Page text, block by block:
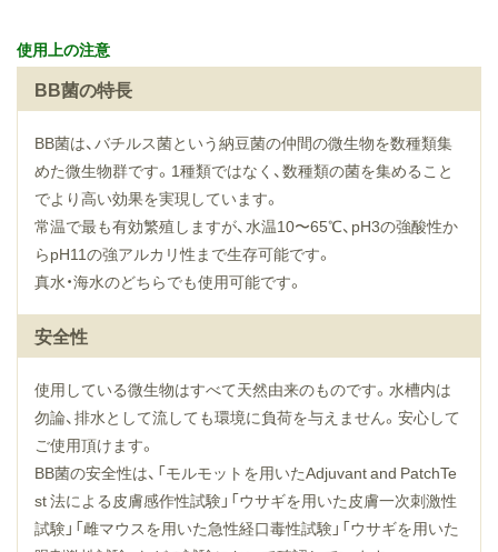
BB菌の特長
BB菌は、バチルス菌という納豆菌の仲間の微生物を数種類集
めた微生物群です。1種類ではなく、数種類の菌を集めること
でより高い効果を実現しています。
常温で最も有効繁殖しますが、水温10〜65℃、pH3の強酸性か
らpH11の強アルカリ性まで生存可能です。
真水・海水のどちらでも使用可能です。
安全性
使用している微生物はすべて天然由来のものです。水槽内は
勿論、排水として流しても環境に負荷を与えません。安心して
ご使用頂けます。
BB菌の安全性は、「モルモットを用いたAdjuvant and PatchTe
st 法による皮膚感作性試験」「ウサギを用いた皮膚一次刺激性
試験」「雌マウスを用いた急性経口毒性試験」「ウサギを用いた